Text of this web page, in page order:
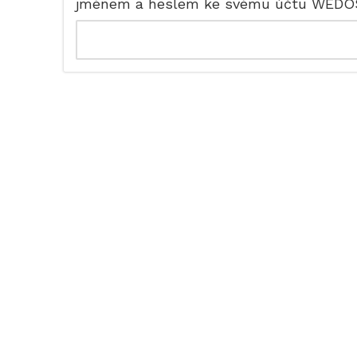
jménem a heslem ke svému účtu